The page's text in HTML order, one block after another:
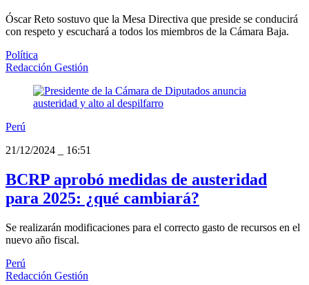
Óscar Reto sostuvo que la Mesa Directiva que preside se conducirá
con respeto y escuchará a todos los miembros de la Cámara Baja.
Política
Redacción Gestión
Perú
21/12/2024
16:51
BCRP aprobó medidas de austeridad
para 2025: ¿qué cambiará?
Se realizarán modificaciones para el correcto gasto de recursos en el
nuevo año fiscal.
Perú
Redacción Gestión